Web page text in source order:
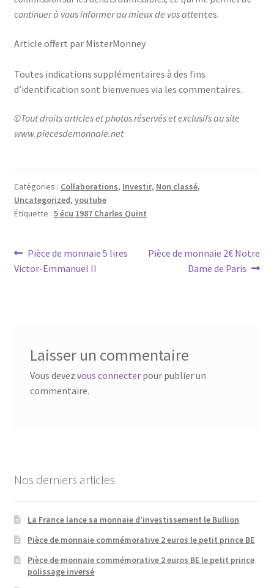
continuer à vous informer au mieux de vos attentes.
Article offert par MisterMonney
Toutes indications supplémentaires à des fins
d’identification sont bienvenues via les commentaires.
©Tout droits articles et photos réservés et exclusifs au site
www.piecesdemonnaie.net
Catégories : Collaborations, Investir, Non classé,
Uncategorized, youtube
Étiquette : 5 écu 1987 Charles Quint
Pièce de monnaie 5 lires
Victor-Emmanuel II
Pièce de monnaie 2€ Notre
Dame de Paris
Laisser un commentaire
Vous devez vous connecterpour publier un
commentaire.
Nos derniers articles
La France lance sa monnaie d’investissement le Bullion
Pièce de monnaie commémorative 2 euros le petit prince BE
Pièce de monnaie commémorative 2 euros BE le petit prince
polissage inversé